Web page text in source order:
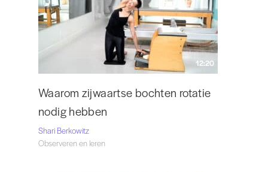
12:20
Waarom zijwaartse bochten rotatie
nodig hebben
Shari Berkowitz
Observeren en leren